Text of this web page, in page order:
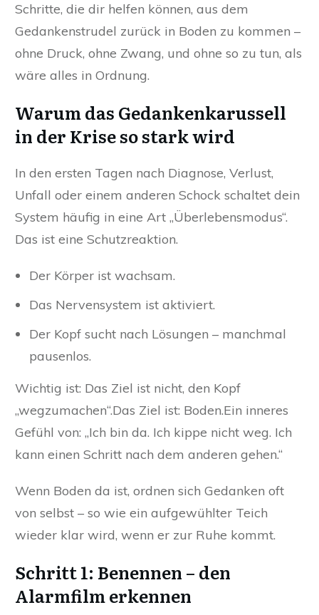
Schritte, die dir helfen können, aus dem
Gedankenstrudel zurück in Boden zu kommen –
ohne Druck, ohne Zwang, und ohne so zu tun, als
wäre alles in Ordnung.
Warum das Gedankenkarussell
in der Krise so stark wird
In den ersten Tagen nach Diagnose, Verlust,
Unfall oder einem anderen Schock schaltet dein
System häufig in eine Art „Überlebensmodus“.
Das ist eine Schutzreaktion.
Der Körper ist wachsam.
Das Nervensystem ist aktiviert.
Der Kopf sucht nach Lösungen – manchmal
pausenlos.
Wichtig ist: Das Ziel ist nicht, den Kopf
„wegzumachen“.Das Ziel ist: Boden.Ein inneres
Gefühl von: „Ich bin da. Ich kippe nicht weg. Ich
kann einen Schritt nach dem anderen gehen.“
Wenn Boden da ist, ordnen sich Gedanken oft
von selbst – so wie ein aufgewühlter Teich
wieder klar wird, wenn er zur Ruhe kommt.
Schritt 1: Benennen – den
Alarmfilm erkennen